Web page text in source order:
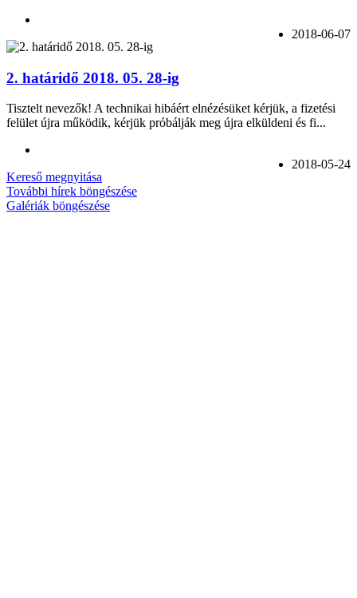
2018-06-07
2. határidő 2018. 05. 28-ig
Tisztelt nevezők! A technikai hibáért elnézésüket kérjük, a fizetési
felület újra működik, kérjük próbálják meg újra elküldeni és fi...
2018-05-24
Kereső megnyitása
További hírek böngészése
Galériák böngészése